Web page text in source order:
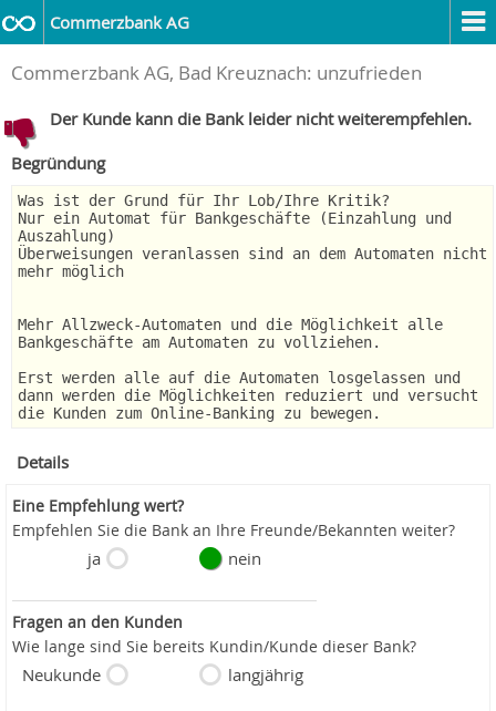
Commerzbank AG
Commerzbank AG, Bad Kreuznach: unzufrieden
Der Kunde kann die Bank leider nicht weiterempfehlen.
Begründung
Was ist der Grund für Ihr Lob/Ihre Kritik?
Nur ein Automat für Bankgeschäfte (Einzahlung und
Auszahlung)
Überweisungen veranlassen sind an dem Automaten nicht
mehr möglich
Mehr Allzweck-Automaten und die Möglichkeit alle
Bankgeschäfte am Automaten zu vollziehen.
Erst werden alle auf die Automaten losgelassen und
dann werden die Möglichkeiten reduziert und versucht
die Kunden zum Online-Banking zu bewegen.
Details
Eine Empfehlung wert?
Empfehlen Sie die Bank an Ihre Freunde/Bekannten weiter?
ja nein
Fragen an den Kunden
Wie lange sind Sie bereits Kundin/Kunde dieser Bank?
Neukunde langjährig